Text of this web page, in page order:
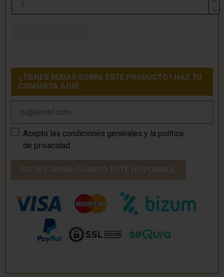
¿TIENES DUDAS SOBRE ESTE PRODUCTO? HAZ TU
CONSULTA AQUÍ
Acepto las condiciones generales y la política
de privacidad